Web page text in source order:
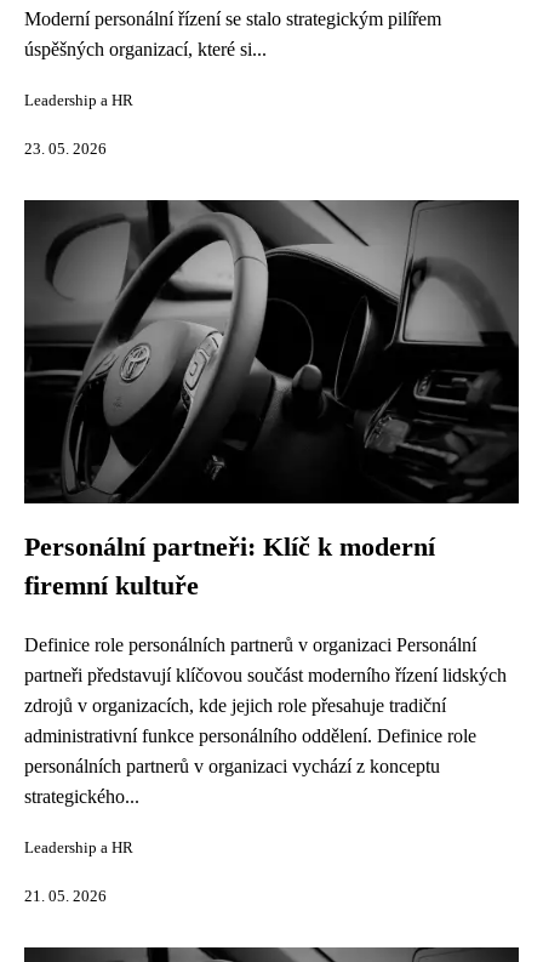
Moderní personální řízení se stalo strategickým pilířem
úspěšných organizací, které si...
Leadership a HR
23. 05. 2026
Personální partneři: Klíč k moderní
firemní kultuře
Definice role personálních partnerů v organizaci Personální
partneři představují klíčovou součást moderního řízení lidských
zdrojů v organizacích, kde jejich role přesahuje tradiční
administrativní funkce personálního oddělení. Definice role
personálních partnerů v organizaci vychází z konceptu
strategického...
Leadership a HR
21. 05. 2026